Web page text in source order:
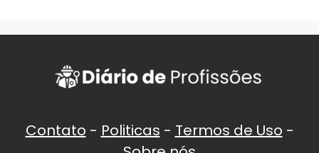
Contato - Politicas - Termos de Uso -